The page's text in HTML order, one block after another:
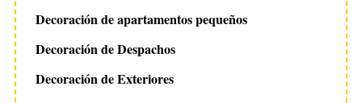
Decoración de apartamentos pequeños
Decoración de Despachos
Decoración de Exteriores